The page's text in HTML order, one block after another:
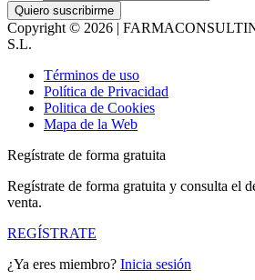
Quiero suscribirme
Copyright © 2026 |
S.L.
Términos de uso
Política de Privacidad
Politica de Cookies
Mapa de la Web
Regístrate de forma gratuita
Regístrate de forma gratuita y consulta el
venta.
REGÍSTRATE
¿Ya eres miembro? Inicia sesión